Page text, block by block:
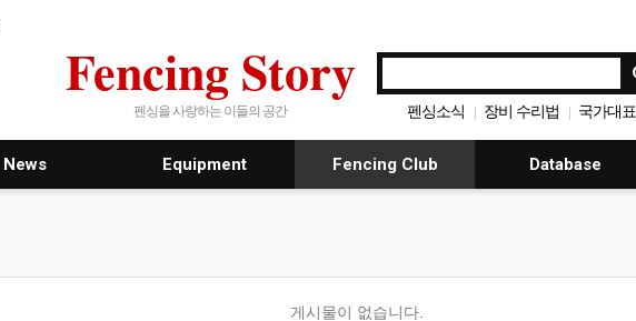
Fencing Story
펜싱을 사랑하는 이들의 공간 펜싱소식 | 장비 수리법 | 국가대표
| 펜싱 동영상
News Equipment Fencing Club Database
게시물이 없습니다.